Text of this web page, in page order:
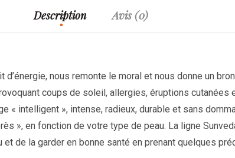
Description Avis (0)
nous remonte le moral et nous donne un
coups de soleil, allergies, éruptions
« intelligent », intense, radieux, durable et sans
», en fonction de votre type de peau. La ligne
de la garder en bonne santé en prenant quelques